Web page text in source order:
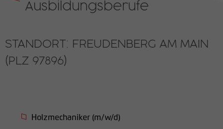
Ausbildungsberufe
STANDORT: FREUDENBERG AM MAIN
(PLZ 97896)
Holzmechaniker (m/w/d)